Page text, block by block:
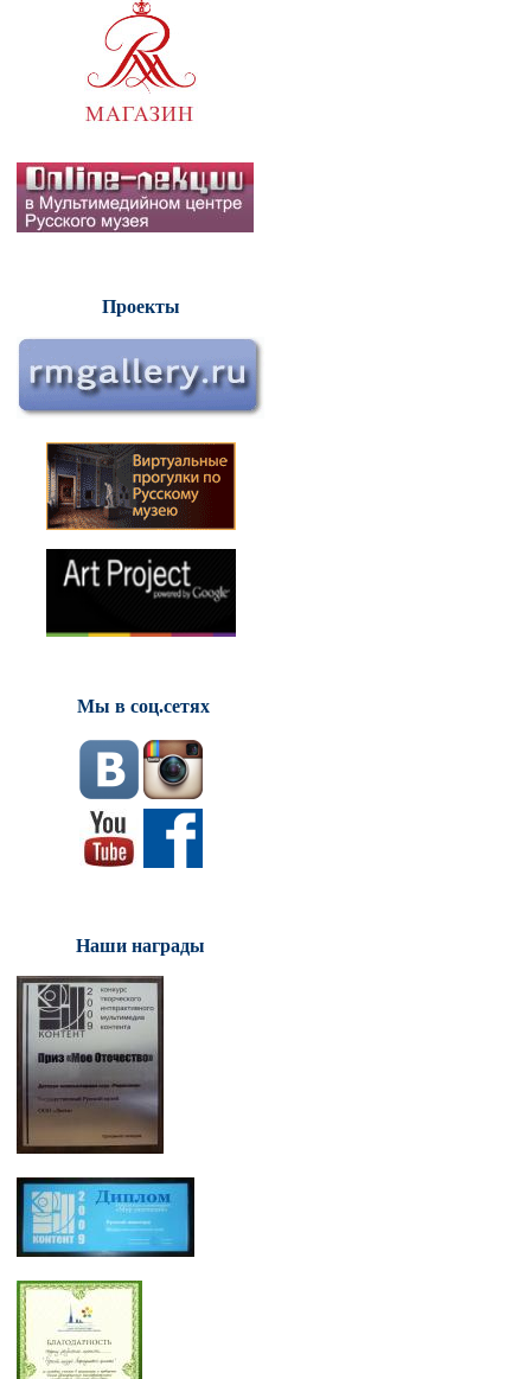
Проекты
Мы в соц.сетях
Наши награды